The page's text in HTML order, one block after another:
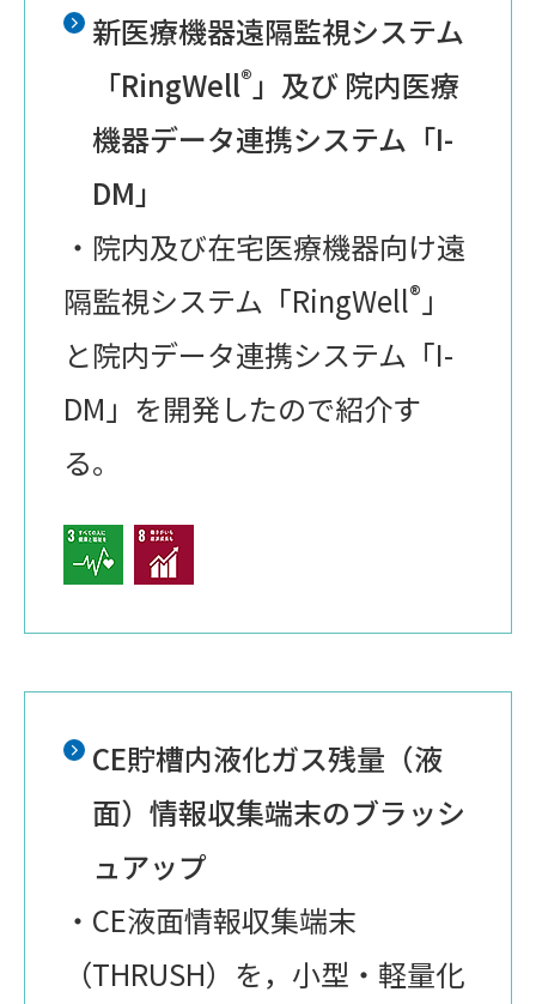
新医療機器遠隔監視システム
「RingWell® 」及び 院内医療
機器データ連携システム「I-
DM」
・院内及び在宅医療機器向け遠
隔監視システム「RingWell® 」
と院内データ連携システム「I-
DM」を開発したので紹介す
る。
CE貯槽内液化ガス残量（液
面）情報収集端末のブラッシ
ュアップ
・CE液面情報収集端末
（THRUSH）を，小型・軽量化